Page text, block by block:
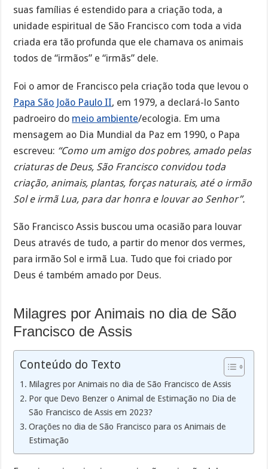
suas famílias é estendido para a criação toda, a
unidade espiritual de São Francisco com toda a vida
criada era tão profunda que ele chamava os animais
todos de “irmãos” e “irmãs” dele.
Foi o amor de Francisco pela criação toda que levou o
Papa São João Paulo II, em 1979, a declará-lo Santo
padroeiro do meio ambiente/ecologia. Em uma
mensagem ao Dia Mundial da Paz em 1990, o Papa
escreveu: “Como um amigo dos pobres, amado pelas
criaturas de Deus, São Francisco convidou toda
criação, animais, plantas, forças naturais, até o irmão
Sol e irmã Lua, para dar honra e louvar ao Senhor”.
São Francisco Assis buscou uma ocasião para louvar
Deus através de tudo, a partir do menor dos vermes,
para irmão Sol e irmã Lua. Tudo que foi criado por
Deus é também amado por Deus.
Milagres por Animais no dia de São
Francisco de Assis
Conteúdo do Texto
Milagres por Animais no dia de São Francisco de Assis
Por que Devo Benzer o Animal de Estimação no Dia de
São Francisco de Assis em 2023?
Orações no dia de São Francisco para os Animais de
Estimação